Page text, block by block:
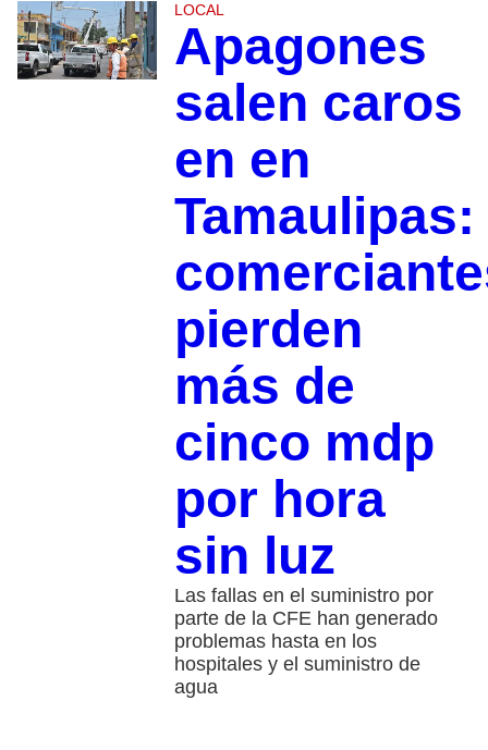
LOCAL
Apagones
salen caros
en en
Tamaulipas:
pierden
más de
cinco mdp
por hora
sin luz
Las fallas en el suministro por
parte de la CFE han generado
problemas hasta en los
hospitales y el suministro de
agua